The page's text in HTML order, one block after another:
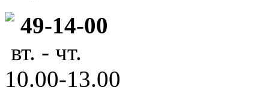
49-14-00
вт. - чт.
10.00-13.00